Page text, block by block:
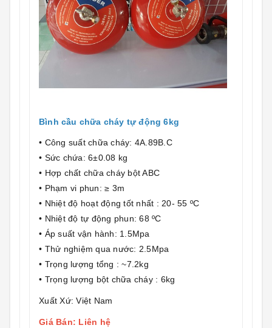
Bình cầu chữa cháy tự động 6kg
• Công suất chữa cháy: 4A.89B.C
• Sức chứa: 6±0.08 kg
• Hợp chất chữa cháy bột ABC
• Phạm vi phun: ≥ 3m
• Nhiệt độ hoạt động tốt nhất : 20- 55 ºC
• Nhiệt độ tự động phun: 68 ºC
• Áp suất vận hành: 1.5Mpa
• Thử nghiệm qua nước: 2.5Mpa
• Trọng lượng tổng : ~7.2kg
• Trọng lượng bột chữa cháy : 6kg
Xuất Xứ: Việt Nam
Giá Bán: Liên hệ